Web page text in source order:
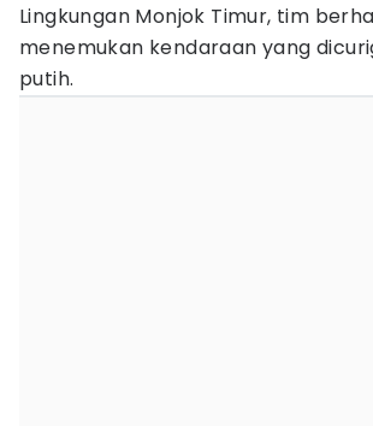
Lingkungan Monjok Timur, tim
menemukan kendaraan yang
putih.